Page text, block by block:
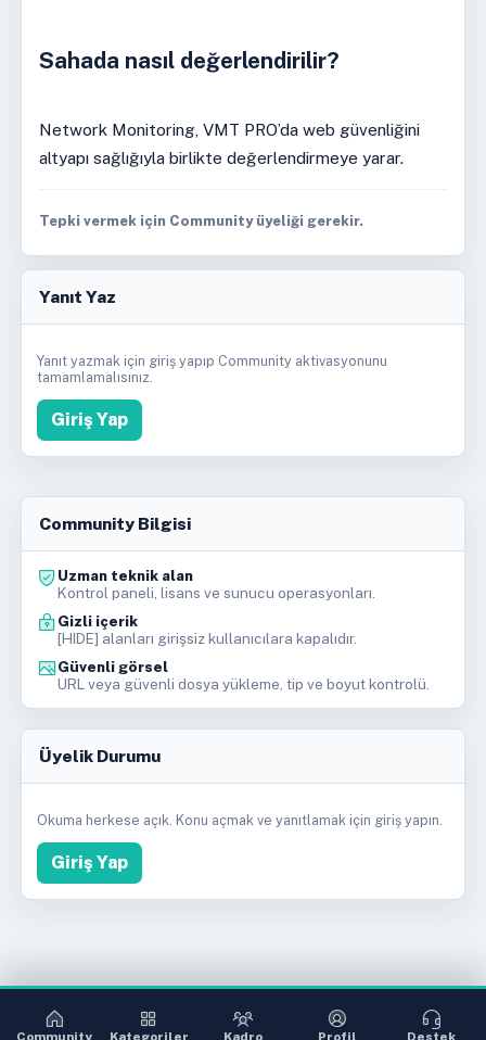
Community Kategoriler Kadro Profil Destek
Sahada nasıl değerlendirilir?
Network Monitoring, VMT PRO’da web güvenliğini
altyapı sağlığıyla birlikte değerlendirmeye yarar.
Tepki vermek için Community üyeliği gerekir.
Yanıt Yaz
Yanıt yazmak için giriş yapıp Community aktivasyonunu
tamamlamalısınız.
Giriş Yap
Community Bilgisi
Uzman teknik alan
Kontrol paneli, lisans ve sunucu operasyonları.
Gizli içerik
[HIDE] alanları girişsiz kullanıcılara kapalıdır.
Güvenli görsel
URL veya güvenli dosya yükleme, tip ve boyut kontrolü.
Üyelik Durumu
Okuma herkese açık. Konu açmak ve yanıtlamak için giriş yapın.
Giriş Yap